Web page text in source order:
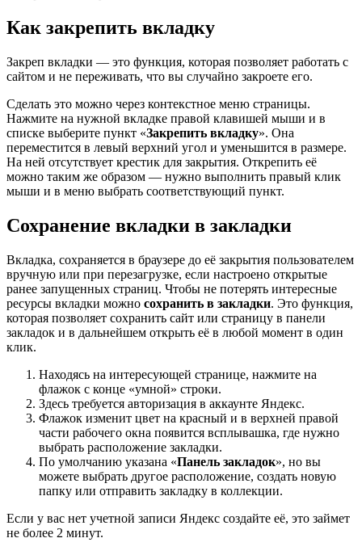
Как закрепить вкладку
Закреп вкладки — это функция, которая позволяет работать с
сайтом и не переживать, что вы случайно закроете его.
Сделать это можно через контекстное меню страницы.
Нажмите на нужной вкладке правой клавишей мыши и в
списке выберите пункт «Закрепить вкладку». Она
переместится в левый верхний угол и уменьшится в размере.
На ней отсутствует крестик для закрытия. Открепить её
можно таким же образом — нужно выполнить правый клик
мыши и в меню выбрать соответствующий пункт.
Сохранение вкладки в закладки
Вкладка, сохраняется в браузере до её закрытия пользователем
вручную или при перезагрузке, если настроено открытые
ранее запущенных страниц. Чтобы не потерять интересные
ресурсы вкладки можно сохранить в закладки. Это функция,
которая позволяет сохранить сайт или страницу в панели
закладок и в дальнейшем открыть её в любой момент в один
клик.
Находясь на интересующей странице, нажмите на
флажок с конце «умной» строки.
Здесь требуется авторизация в аккаунте Яндекс.
Флажок изменит цвет на красный и в верхней правой
части рабочего окна появится всплывашка, где нужно
выбрать расположение закладки.
По умолчанию указана «Панель закладок», но вы
можете выбрать другое расположение, создать новую
папку или отправить закладку в коллекции.
Если у вас нет учетной записи Яндекс создайте её, это займет
не более 2 минут.